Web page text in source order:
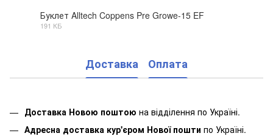
Буклет Alltech Coppens Pre Growe-15 EF
191 КБ
Доставка Оплата
Доставка Новою поштою на відділення по Україні.
Адресна доставка кур'єром Нової пошти по Україні.